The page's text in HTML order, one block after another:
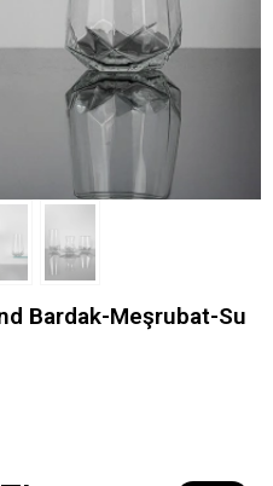
Bardak-Meşrubat-Su